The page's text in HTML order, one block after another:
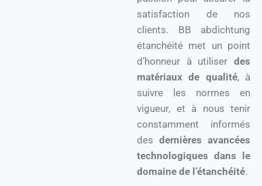
satisfaction de nos
clients. BB abdichtung
étanchéité met un point
d’honneur à utiliser des
matériaux de qualité, à
suivre les normes en
vigueur, et à nous tenir
constamment informés
des dernières avancées
technologiques dans le
domaine de l’étanchéité.